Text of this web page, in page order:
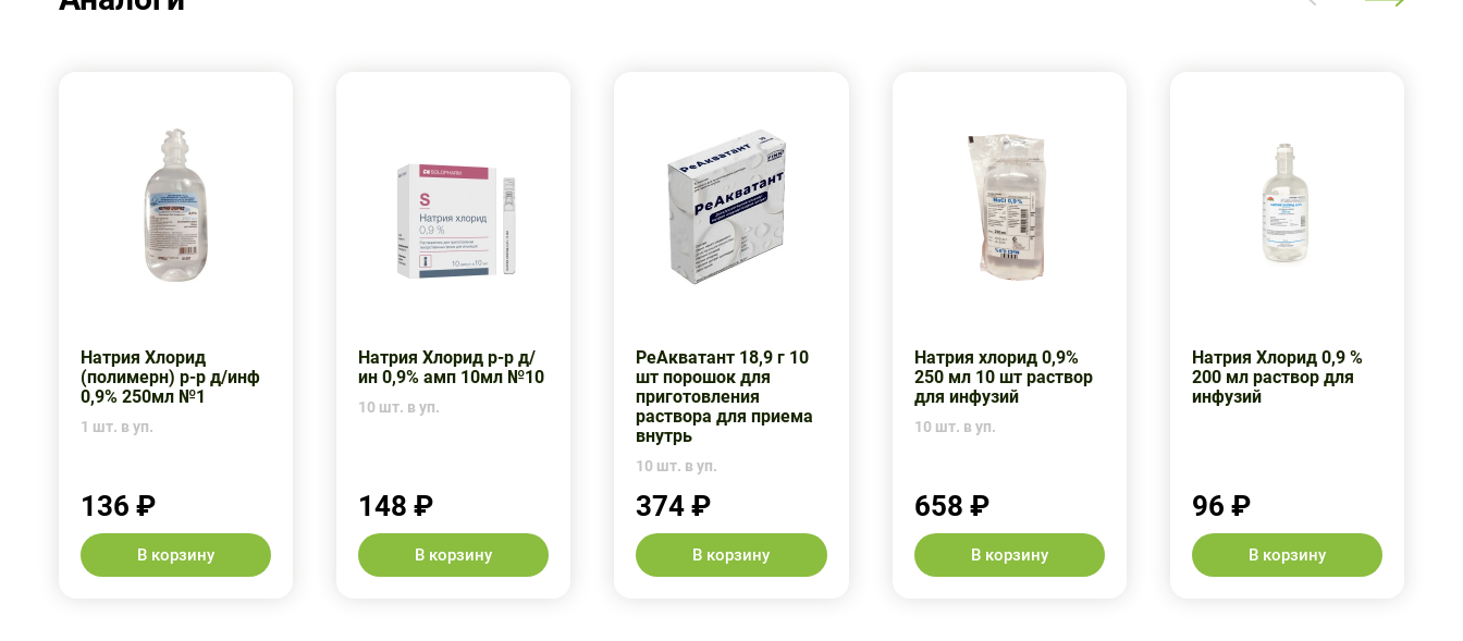
Натрия Хлорид
(полимерн) р-р д/инф
0,9% 250мл №1
1 шт. в уп.
136 ₽
В корзину
Натрия Хлорид р-р д/
ин 0,9% амп 10мл №10
10 шт. в уп.
148 ₽
В корзину
РеАкватант 18,9 г 10
шт порошок для
приготовления
раствора для приема
внутрь
10 шт. в уп.
374 ₽
В корзину
Натрия хлорид 0,9%
250 мл 10 шт раствор
для инфузий
10 шт. в уп.
658 ₽
В корзину
Натрия Хлорид 0,9 %
200 мл раствор для
инфузий
96 ₽
В корзину